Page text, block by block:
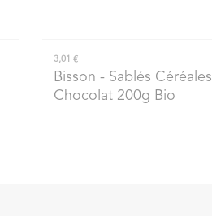
3,01 €
Bisson - Sablés Céréales
Chocolat 200g Bio